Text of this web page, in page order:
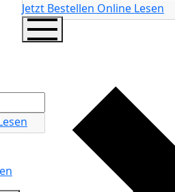
Jetzt Bestellen Online Lesen